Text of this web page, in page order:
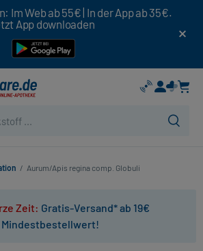
Im Web ab 55€ | In der App ab 35€.
App downloaden
/ Aurum/Apis regina comp. Globuli
Zeit: Gratis-Versand* ab 19€
Mindestbestellwert!